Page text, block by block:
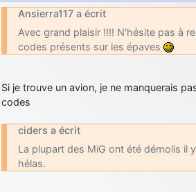
jericho: Pour moi tout est à nouveau OK
d9pouces: En espérant n’avoir coupé les
au passage !
d9pouces
jericho: Ah ben je peux te confirmer que
d9pouces: Désolé ! Mon filtrage a été un
Ansierra117 a écrit
Avec grand plaisir !!!! N'hésite pas à
codes présents sur les épaves
Si je trouve un avion, je ne manquerais
codes
ciders a écrit
La plupart des MiG ont été démolis il
hélas.